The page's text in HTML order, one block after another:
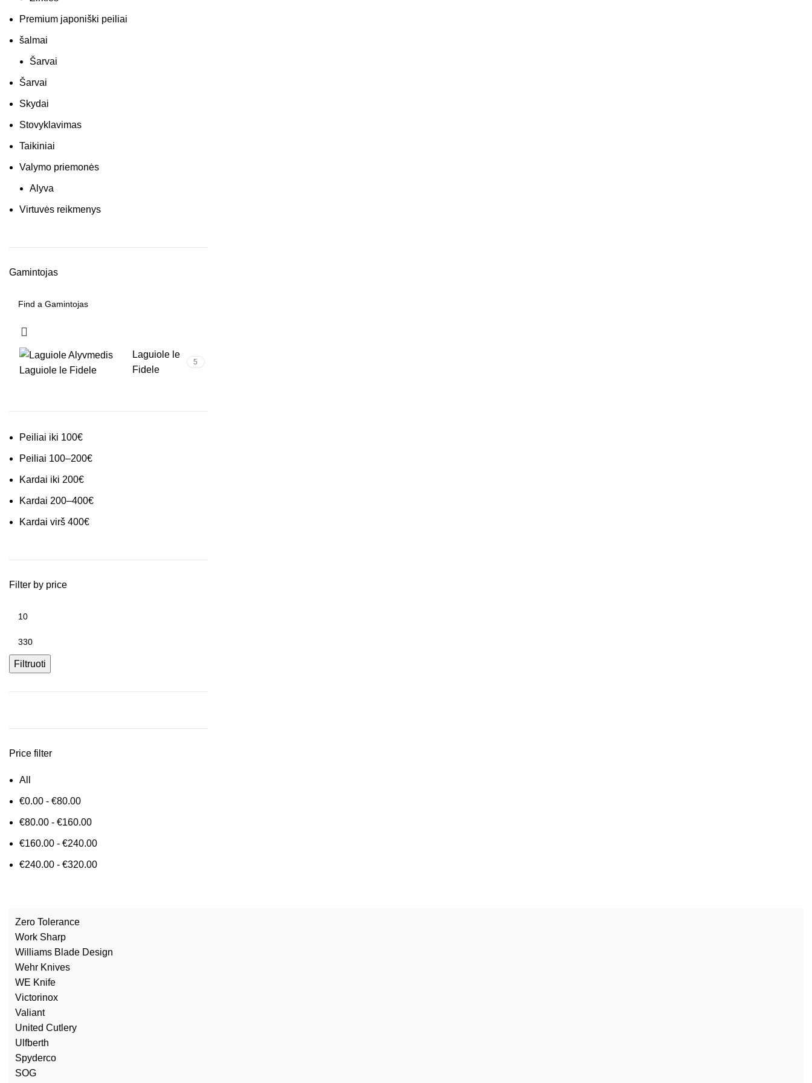
Premium japoniški peiliai
šalmai
Šarvai
Šarvai
Skydai
Stovyklavimas
Taikiniai
Valymo priemonės
Alyva
Virtuvės reikmenys
Gamintojas
Laguiole le Fidele
Laguiole le
Fidele
5
Peiliai iki 100€
Peiliai 100–200€
Kardai iki 200€
Kardai 200–400€
Kardai virš 400€
Filter by price
Filtruoti
Price filter
All
€0.00 - €80.00
€80.00 - €160.00
€160.00 - €240.00
€240.00 - €320.00
Zero Tolerance
Work Sharp
Williams Blade Design
Wehr Knives
WE Knife
Victorinox
Valiant
United Cutlery
Ulfberth
Spyderco
SOG